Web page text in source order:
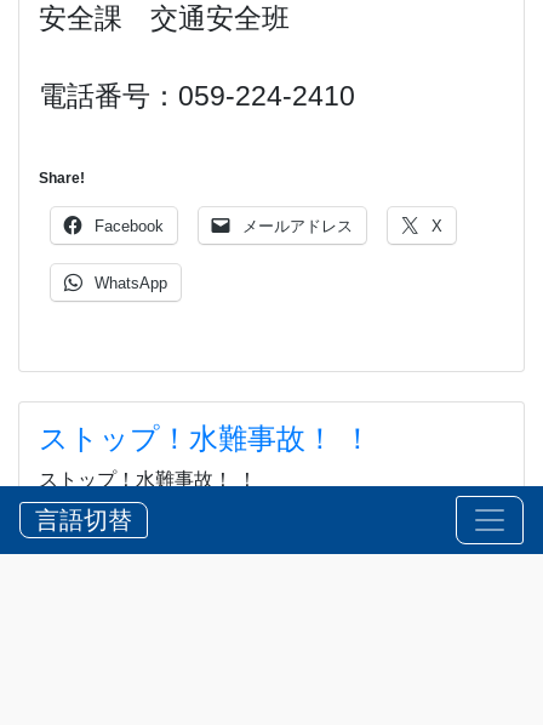
安全課 交通安全班
電話番号：059-224-2410
Share!
Facebook メールアドレス X
WhatsApp
ストップ！水難事故！ ！
ストップ！水難事故！ ！
2026?8?5?
言語切替